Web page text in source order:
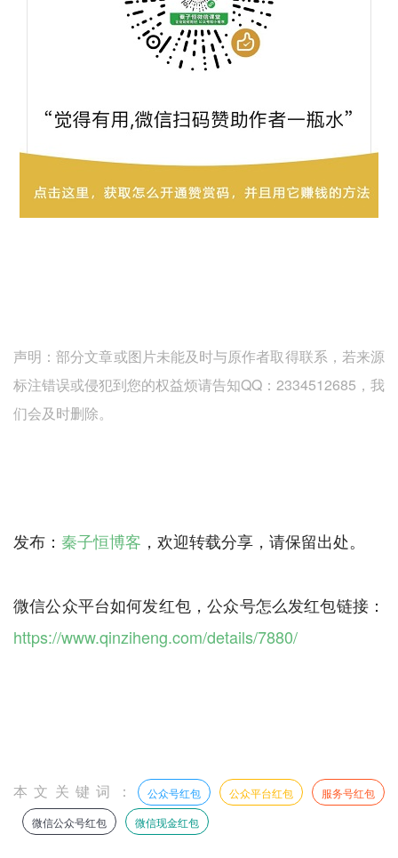
声明：部分文章或图片未能及时与原作者取得联系，若来源
标注错误或侵犯到您的权益烦请告知QQ：2334512685，我
们会及时删除。
发布： 秦子恒博客 ，欢迎转载分享，请保留出处。
微信公众平台如何发红包，公众号怎么发红包链接：
https://www.qinziheng.com/details/7880/
本文关键词： 公众号红包 公众平台红包
服务号红包
微信公众号红包
微信现金红包